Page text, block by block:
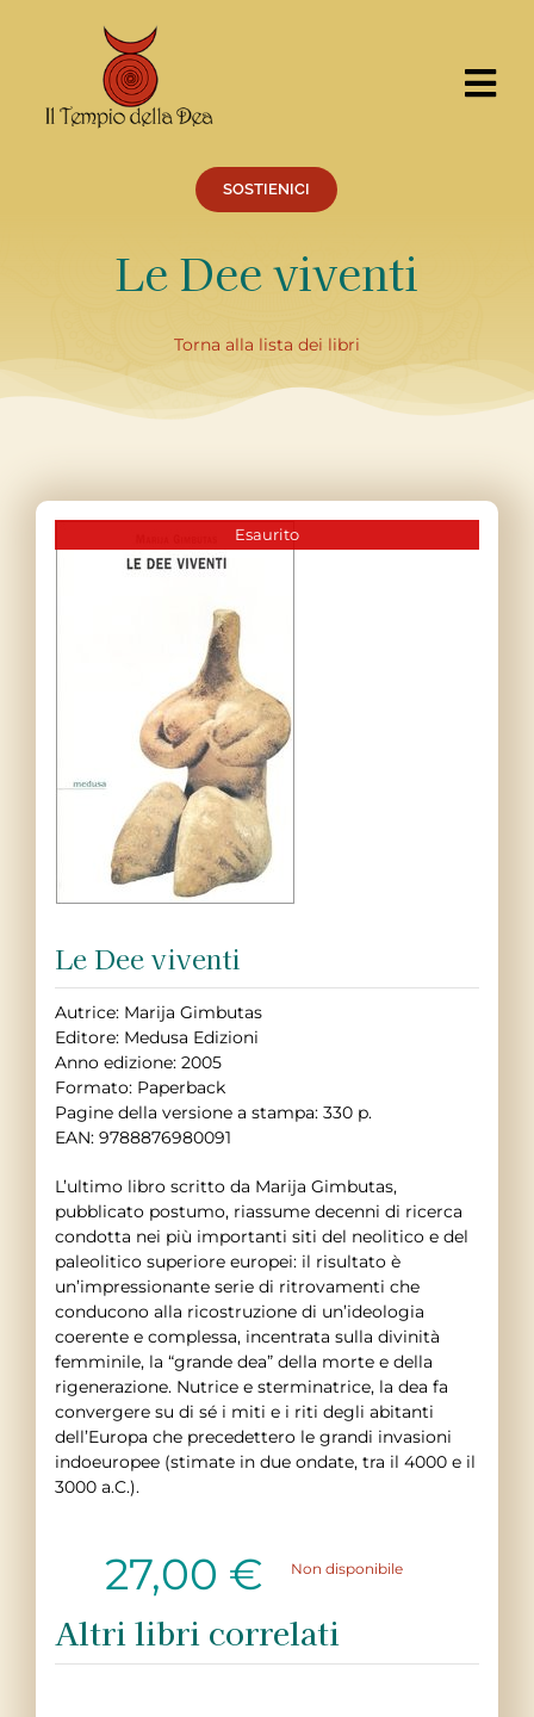
contenuto
Servizi
Centro Ricerche
Chi siamo
SOSTIENICI
Le Dee viventi
Torna alla lista dei libri
Esaurito
Le Dee viventi
Autrice: Marija Gimbutas
Editore: Medusa Edizioni
Anno edizione: 2005
Formato: Paperback
Pagine della versione a stampa: 330 p.
EAN: 9788876980091
L’ultimo libro scritto da Marija Gimbutas,
pubblicato postumo, riassume decenni di ricerca
condotta nei più importanti siti del neolitico e del
paleolitico superiore europei: il risultato è
un’impressionante serie di ritrovamenti che
conducono alla ricostruzione di un’ideologia
coerente e complessa, incentrata sulla divinità
femminile, la “grande dea” della morte e della
rigenerazione. Nutrice e sterminatrice, la dea fa
convergere su di sé i miti e i riti degli abitanti
dell’Europa che precedettero le grandi invasioni
indoeuropee (stimate in due ondate, tra il 4000 e il
3000 a.C.).
27,00 €
Altri libri correlati